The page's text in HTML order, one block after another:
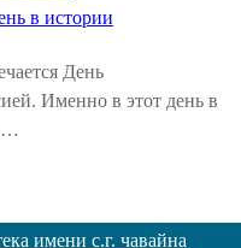
в истории
День
Именно в этот день в